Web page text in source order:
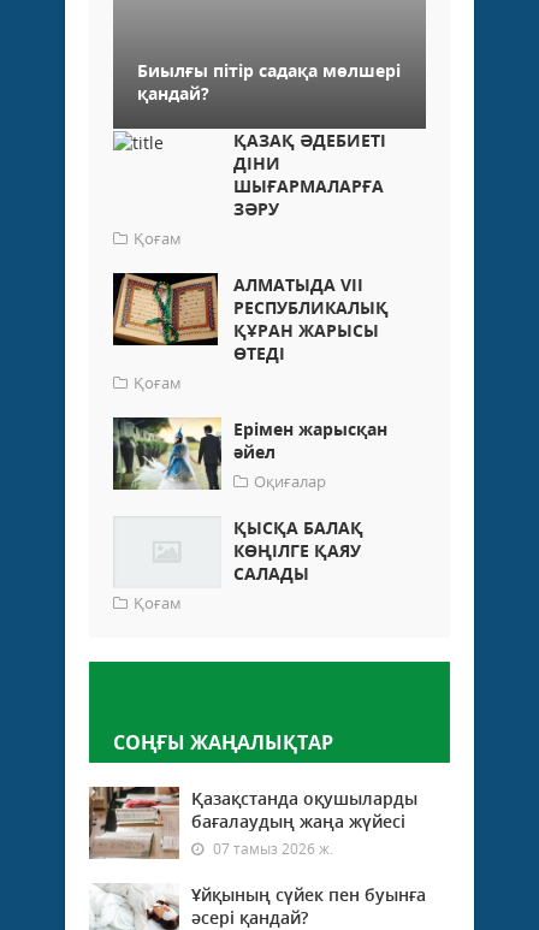
Биылғы пітір садақа мөлшері
қандай?
ҚАЗАҚ ӘДЕБИЕТІ
ДІНИ
ШЫҒАРМАЛАРҒА
ЗӘРУ
Қоғам
АЛМАТЫДА VII
РЕСПУБЛИКАЛЫҚ
ҚҰРАН ЖАРЫСЫ
ӨТЕДІ
Қоғам
Ерімен жарысқан
әйел
Оқиғалар
ҚЫСҚА БАЛАҚ
КӨҢІЛГЕ ҚАЯУ
САЛАДЫ
Қоғам
СОҢҒЫ ЖАҢАЛЫҚТАР
Қазақстанда оқушыларды
бағалаудың жаңа жүйесі
07 тамыз 2026 ж.
Ұйқының сүйек пен буынға
әсері қандай?